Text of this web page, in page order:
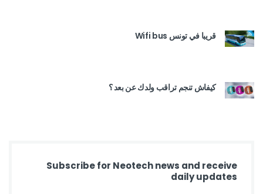
قريبا في تونس Wifi bus
كيفاش تنجم تراقب ولدك عن بعد ؟
Subscribe for Neotech news and receive
daily updates